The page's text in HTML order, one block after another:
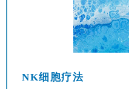
NK细胞疗法